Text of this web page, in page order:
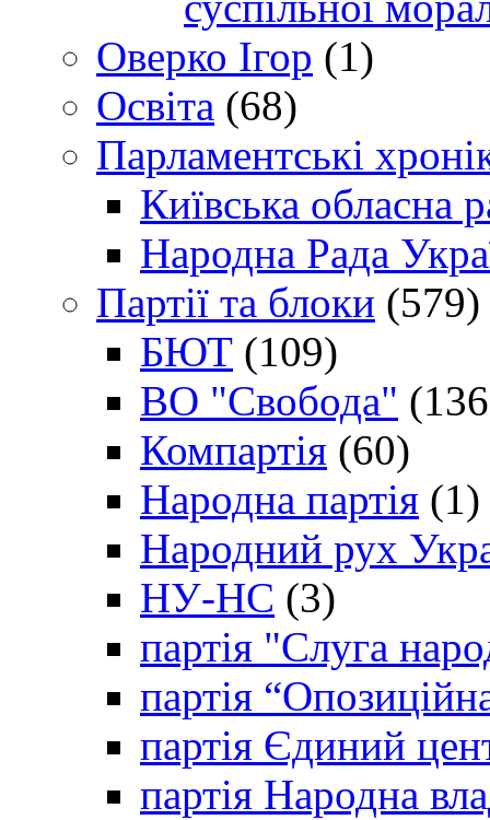
Оверко Ігор (1)
Освіта (68)
Парламентські
Київська обласна
Народна Рада
Партії та блоки (579)
БЮТ (109)
ВО "Свобода"
Компартія (60)
Народна партія (1)
Народний рух
НУ-НС (3)
партія "Слуга
партія
партія Єдиний
партія Народна